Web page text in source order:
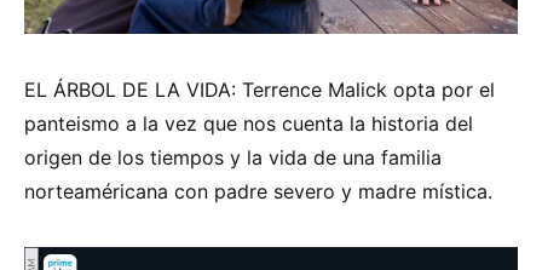
EL ÁRBOL DE LA VIDA: Terrence Malick opta por el
panteismo a la vez que nos cuenta la historia del
origen de los tiempos y la vida de una familia
norteaméricana con padre severo y madre mística.